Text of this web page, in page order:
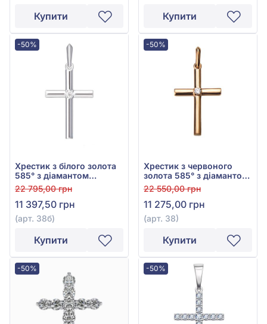
Купити Купити
-50%
Хрестик з білого золота
585° з діамантом
0,024ct, арт. 38б
22 795,00 грн
11 397,50 грн
(арт. 38б)
Купити
-50%
Хрестик з червоного
золота 585° з діамантом
0,024ct, арт. 38
22 550,00 грн
11 275,00 грн
(арт. 38)
Купити
-50% -50%